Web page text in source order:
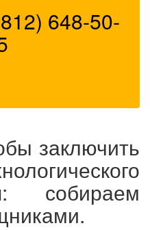
648-50-
заключить
собираем